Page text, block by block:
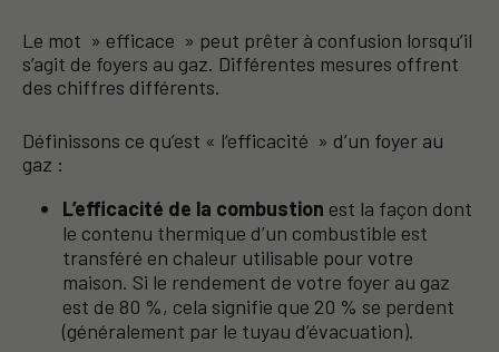
Le mot » efficace » peut prêter à confusion lorsqu’il
s’agit de foyers au gaz. Différentes mesures offrent
des chiffres différents.
Définissons ce qu’est « l‘efficacité » d’un foyer au
gaz :
L’efficacité de la combustion est la façon dont
le contenu thermique d’un combustible est
transféré en chaleur utilisable pour votre
maison. Si le rendement de votre foyer au gaz
est de 80 %, cela signifie que 20 % se perdent
(généralement par le tuyau d’évacuation).